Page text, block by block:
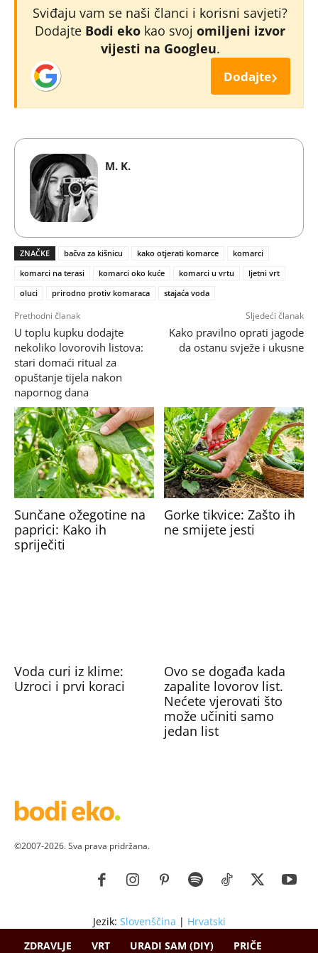
Sviđaju vam se naši članci i korisni savjeti?
Dodajte Bodi eko kao svoj omiljeni izvor
vijesti na Googleu.
Dodajte›
M. K.
ZNAČKE bačva za kišnicu kako otjerati komarce
komarci
komarci na terasi
komarci oko kuće komarci u vrtu
ljetni vrt
oluci
prirodno protiv komaraca stajaća voda
Prethodni članak
U toplu kupku dodajte
nekoliko lovorovih listova:
stari domaći ritual za
opuštanje tijela nakon
napornog dana
Sljedeći članak
Kako pravilno oprati jagode
da ostanu svježe i ukusne
Sunčane ožegotine na
paprici: Kako ih
spriječiti
Gorke tikvice: Zašto ih
ne smijete jesti
Voda curi iz klime:
Uzroci i prvi koraci
Ovo se događa kada
zapalite lovorov list.
Nećete vjerovati što
može učiniti samo
jedan list
©2007-2026. Sva prava pridržana.
Jezik: Slovenščina | Hrvatski
ZDRAVLJE
VRT URADI SAM (DIY) PRIČE